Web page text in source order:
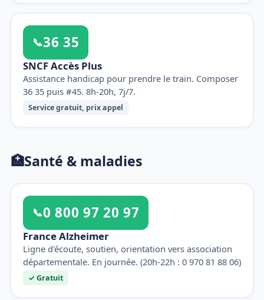
📞36 35
SNCF Accès Plus
Assistance handicap pour prendre le train. Composer
36 35 puis #45. 8h-20h, 7j/7.
Service gratuit, prix appel
🏥Santé & maladies
📞0 800 97 20 97
France Alzheimer
Ligne d'écoute, soutien, orientation vers association
départementale. En journée. (20h-22h : 0 970 81 88 06)
✓ Gratuit